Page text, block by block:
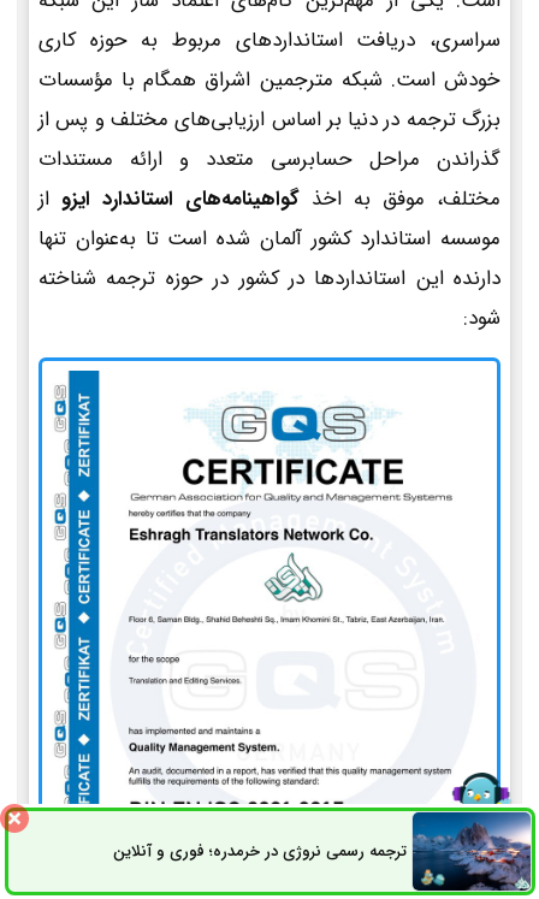
سراسری، دریافت استانداردهای مربوط به حوزه کاری
خودش است. شبکه مترجمین اشراق همگام با مؤسسات
بزرگ ترجمه در دنیا بر اساس ارزیابی‌های مختلف و پس از
گذراندن مراحل حسابرسی متعدد و ارائه مستندات
مختلف، موفق به اخذ گواهینامه‌های استاندارد ایزو از
موسسه استاندارد کشور آلمان شده است تا به‌عنوان تنها
دارنده این استانداردها در کشور در حوزه ترجمه شناخته
شود:
ترجمه رسمی نروژی در خرمدره؛ فوری و آنلاینثبت سفارش راه های ارتباطی